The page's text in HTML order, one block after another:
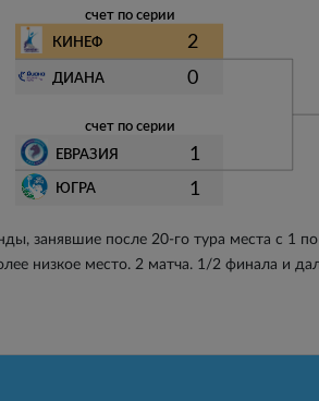
счет по серии
1
ЮГРА
1
ЕВРАЗИЯ
счет по серии
0
ДИАНА
2
КИНЕФ
занявшие после 20-го тура места с 1
низкое место. 2 матча. 1/2 финала и